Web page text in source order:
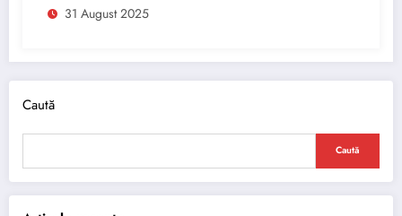
31 August 2025
Caută
Caută